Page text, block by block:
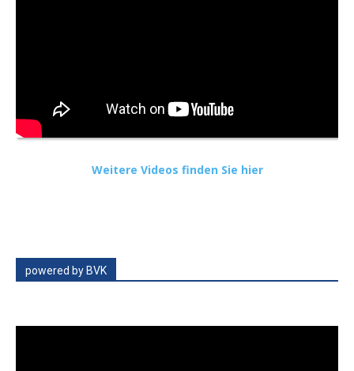
Weitere Videos finden Sie hier
powered by BVK